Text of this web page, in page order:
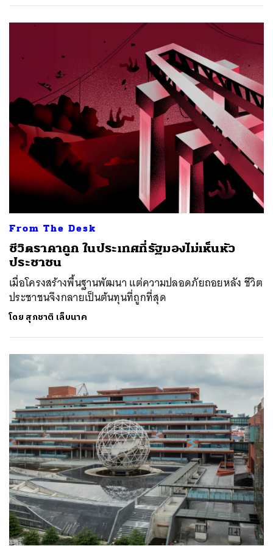
From The Desk
ชีวิตราคาถูก ในประเทศที่รัฐมองไม่เห็นหัว
ประชาชน
เมื่อโครงสร้างพื้นฐานพัฒนา แต่ความปลอดภัยถอยหลัง ชีวิต
ประชาชนจึงกลายเป็นต้นทุนที่ถูกที่สุด
โดย สุภชาติ เล็บนาค